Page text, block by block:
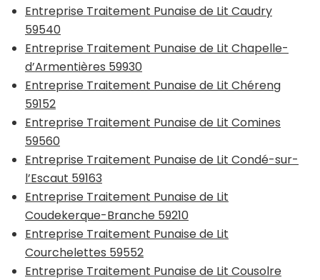
Entreprise Traitement Punaise de Lit Caudry
59540
Entreprise Traitement Punaise de Lit Chapelle-
d’Armentières 59930
Entreprise Traitement Punaise de Lit Chéreng
59152
Entreprise Traitement Punaise de Lit Comines
59560
Entreprise Traitement Punaise de Lit Condé-sur-
l’Escaut 59163
Entreprise Traitement Punaise de Lit
Coudekerque-Branche 59210
Entreprise Traitement Punaise de Lit
Courchelettes 59552
Entreprise Traitement Punaise de Lit Cousolre